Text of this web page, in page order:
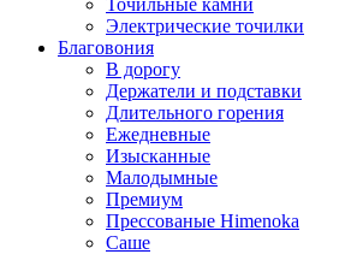
Точильные камни
Электрические точилки
Благовония
В дорогу
Держатели и подставки
Длительного горения
Ежедневные
Изысканные
Малодымные
Премиум
Прессованые Himenoka
Саше